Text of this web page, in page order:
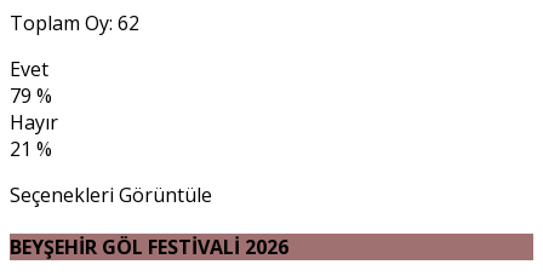
Toplam Oy: 62
Evet
79 %
Hayır
21 %
Seçenekleri Görüntüle
BEYŞEHİR GÖL FESTİVALİ 2026